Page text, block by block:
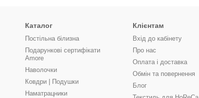
Каталог
Постільна білизна
Подарункові сертифікати
Amore
Наволочки
Ковдри | Подушки
Наматрацники
Клієнтам
Вхід до кабінету
Про нас
Оплата і доставка
Обмін та повернення
Блог